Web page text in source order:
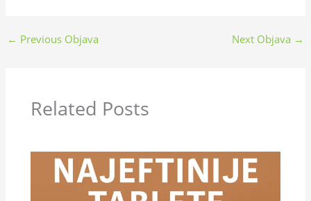
← Previous Objava Next Objava →
Related Posts